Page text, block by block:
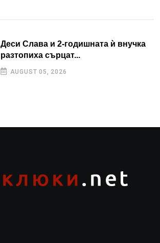
Деси Слава и 2-годишната ѝ внучка
разтопиха сърцат...
AUGUST 05, 2026